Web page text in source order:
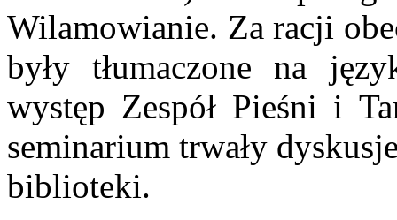
Wilamowianie. Za racji
były tłumaczone na
występ Zespół Pieśni i
seminarium trwały
biblioteki.